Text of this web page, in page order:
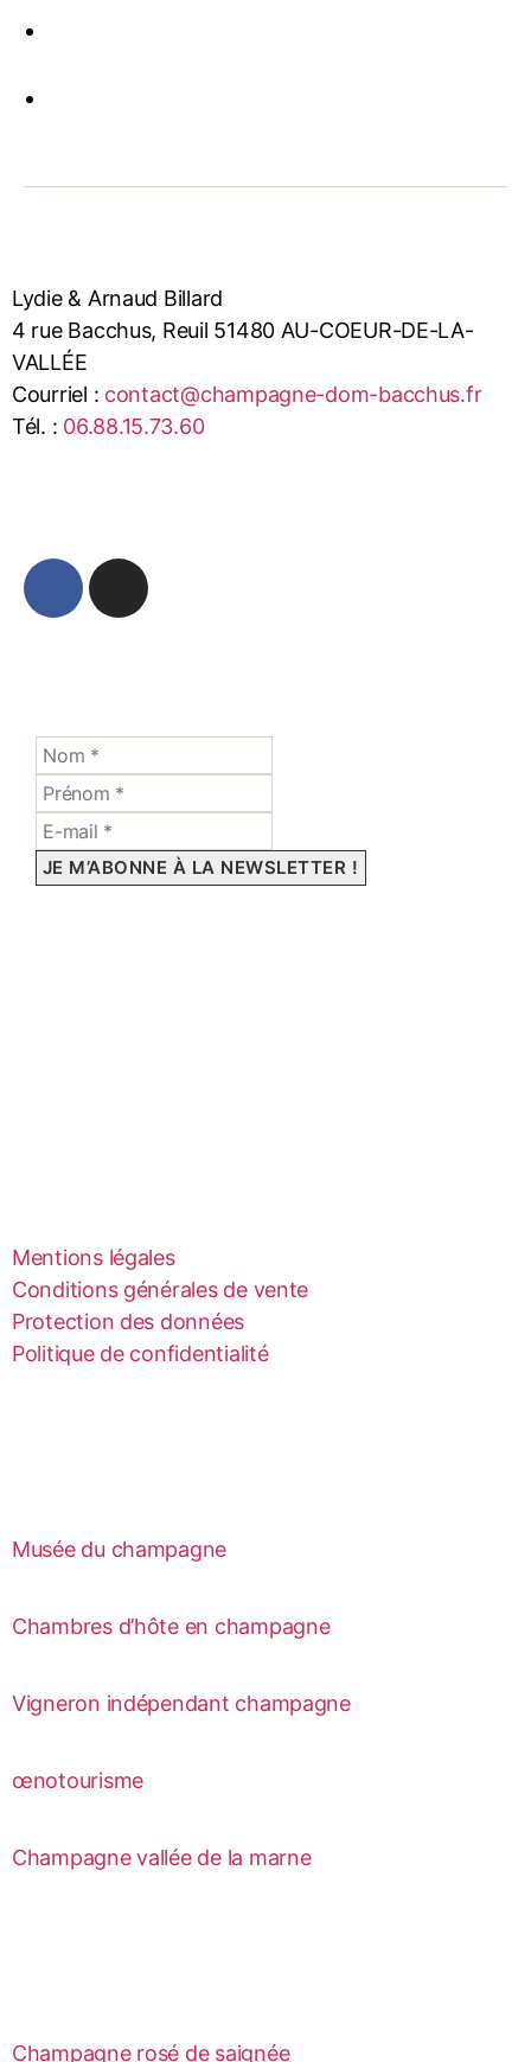
Lydie & Arnaud Billard
4 rue Bacchus, Reuil 51480 AU-COEUR-DE-LA-
VALLÉE
Courriel : contact@champagne-dom-bacchus.fr
Tél. : 06.88.15.73.60
Mentions légales
Conditions générales de vente
Protection des données
Politique de confidentialité
Musée du champagne
Chambres d’hôte en champagne
Vigneron indépendant champagne
œnotourisme
Champagne vallée de la marne
Champagne rosé de saignée